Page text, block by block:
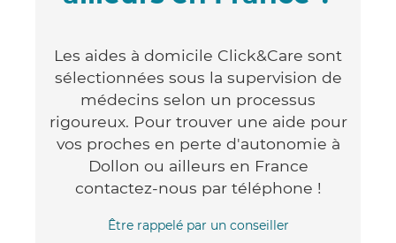
Les aides à domicile Click&Care sont
sélectionnées sous la supervision de
médecins selon un processus
rigoureux. Pour trouver une aide pour
vos proches en perte d'autonomie à
Dollon ou ailleurs en France
contactez-nous par téléphone !
Être rappelé par un conseiller